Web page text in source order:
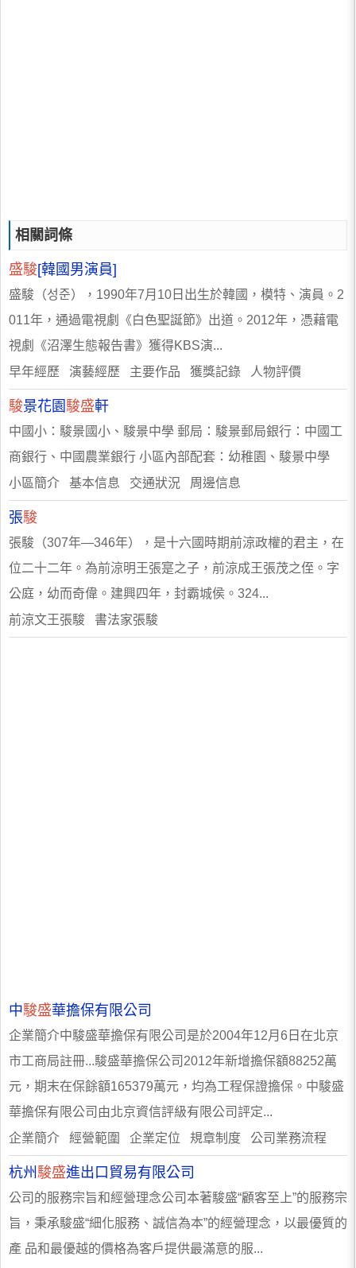
相關詞條
盛駿[韓國男演員]
盛駿（성준），1990年7月10日出生於韓國，模特、演員。2
011年，通過電視劇《白色聖誕節》出道。2012年，憑藉電
視劇《沼澤生態報告書》獲得KBS演...
早年經歷 演藝經歷 主要作品 獲獎記錄 人物評價
駿景花園駿盛軒
中國小：駿景國小、駿景中學 郵局：駿景郵局銀行：中國工
商銀行、中國農業銀行 小區內部配套：幼稚園、駿景中學
小區簡介 基本信息 交通狀況 周邊信息
張駿
張駿（307年—346年），是十六國時期前涼政權的君主，在
位二十二年。為前涼明王張寔之子，前涼成王張茂之侄。字
公庭，幼而奇偉。建興四年，封霸城侯。324...
前涼文王張駿 書法家張駿
中駿盛華擔保有限公司
企業簡介中駿盛華擔保有限公司是於2004年12月6日在北京
市工商局註冊...駿盛華擔保公司2012年新增擔保額88252萬
元，期末在保餘額165379萬元，均為工程保證擔保。中駿盛
華擔保有限公司由北京資信評級有限公司評定...
企業簡介 經營範圍 企業定位 規章制度 公司業務流程
杭州 駿盛進出口貿易有限公司
公司的服務宗旨和經營理念公司本著駿盛“顧客至上”的服務宗
旨，秉承駿盛“細化服務、誠信為本”的經營理念，以最優質的
產 品和最優越的價格為客戶提供最滿意的服...